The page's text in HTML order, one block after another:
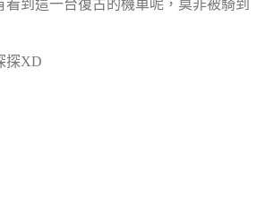
看到這一台復古的機車呢，莫非被騎到
探XD